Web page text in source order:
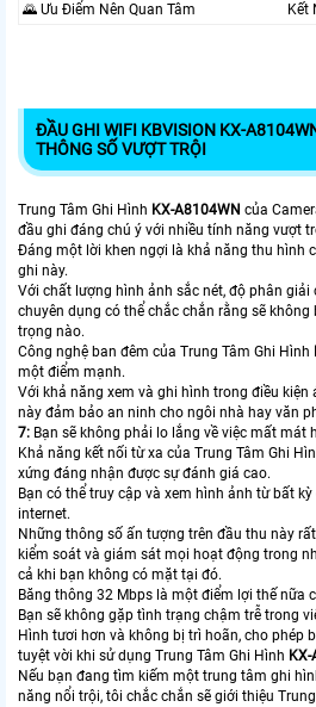
🌄 Ưu Điểm Nên Quan Tâm
Kết
ĐẦU GHI WIFI KBVISION KX-
THÔNG SỐ VƯỢT TRỘI
Trung Tâm Ghi Hình KX-A8104WN của
đầu ghi đáng chú ý với nhiều tính năng vượt
Đáng một lời khen ngợi là khả năng thu hình
ghi này.
Với chất lượng hình ảnh sắc nét, độ phân giải
chuyên dụng có thể chắc chắn rằng sẽ
trọng nào.
Công nghệ ban đêm của Trung Tâm Ghi Hình
một điểm mạnh.
Với khả năng xem và ghi hình trong điều kiện
này đảm bảo an ninh cho ngôi nhà hay văn
7: Bạn sẽ không phải lo lắng về việc mất mát
Khả năng kết nối từ xa của Trung Tâm Ghi
xứng đáng nhận được sự đánh giá cao.
Bạn có thể truy cập và xem hình ảnh từ bất
internet.
Những thông số ấn tượng trên đầu thu này
kiểm soát và giám sát mọi hoạt động trong
cả khi bạn không có mặt tại đó.
Băng thông 32 Mbps là một điểm lợi thế nữa
Bạn sẽ không gặp tình trạng chậm trễ trong
Hình tươi hơn và không bị trì hoãn, cho phép
tuyệt vời khi sử dụng Trung Tâm Ghi Hình
Nếu bạn đang tìm kiếm một trung tâm ghi
năng nổi trội, tôi chắc chắn sẽ giới thiệu